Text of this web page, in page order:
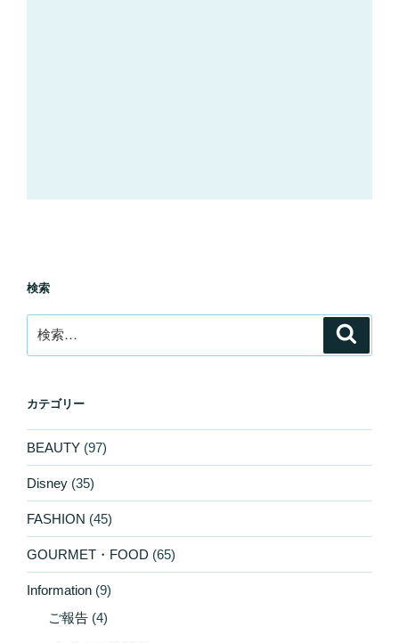
検索
索:
カテゴリー
BEAUTY (97)
Disney (35)
FASHION (45)
GOURMET・FOOD (65)
Information (9)
ご報告 (4)